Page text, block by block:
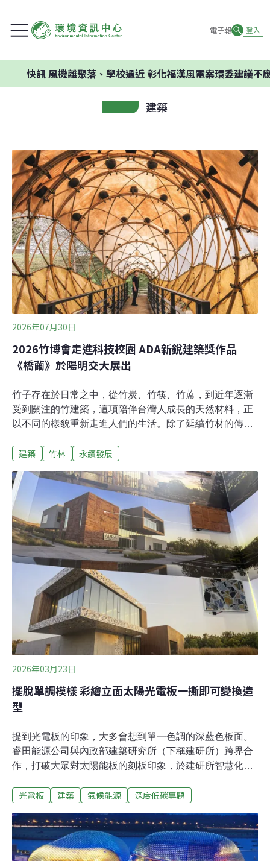
電子報 登入
風機離聚落、學校過近 彰化福漢風電案環委建議不應開發
建築
2026年07月30日
2026竹博會走進科技校園 ADA新銳建築獎作品
《橋繭》於陽明交大展出
竹子存在於日常之中，從竹炭、竹筷、竹蓆，到近年逐漸
受到關注的竹建築，這項陪伴台灣人成長的天然材料，正
以不同的樣貌重新走進人們的生活。除了延續竹材的傳統
會，更希望持續拓展它在建築、科技與永續發展上的更多
學，在6月27日至28日以「竹的日常與未來」為主題，將
校園化為展場，串聯校內竹構作品、研究基地與教學成
果。漫步校園，散落於湖畔、草地與林蔭間的竹構作品，
已成為校園景觀的一部分，也記錄著台灣竹構教育與技術
發展的軌跡。18.3萬公頃竹林 孕育永續新材料台灣擁有約
18.3萬公頃竹林，是重要的在地自然資源。竹子生長快
速，約三至五年即可採收，兼具固碳能力與再生特性，因
此近年在全球淨零排放趨勢下，再次受到建築與材料領域
關注，也成為台灣發展循環經濟的重要天然資源。林保署
新竹分署長夏榮生分享，自己小時候睡過竹製
建築 竹林 永續發展
2026年03月23日
擺脫單調模樣 彩繪立面太陽光電板一撕即可變換造
型
提到光電板的印象，大多會想到單一色調的深藍色板面。
睿田能源公司與內政部建築研究所（下稱建研所）跨界合
作，打破大眾對太陽能板的刻板印象，於建研所智慧化居
牆右半部是可撕換式的彩繪圖層，能隨時變更建築外觀圖
用技術，期待未來光電板可化身廣告招牌、外牆美化，甚
至是用於競選宣傳車上。2026年淨零城市展於3月17日至3
月20日舉辦。為期四天的展覽展現能源、產業、生活、社
光電板 建築 氣候能源 深度低碳專題